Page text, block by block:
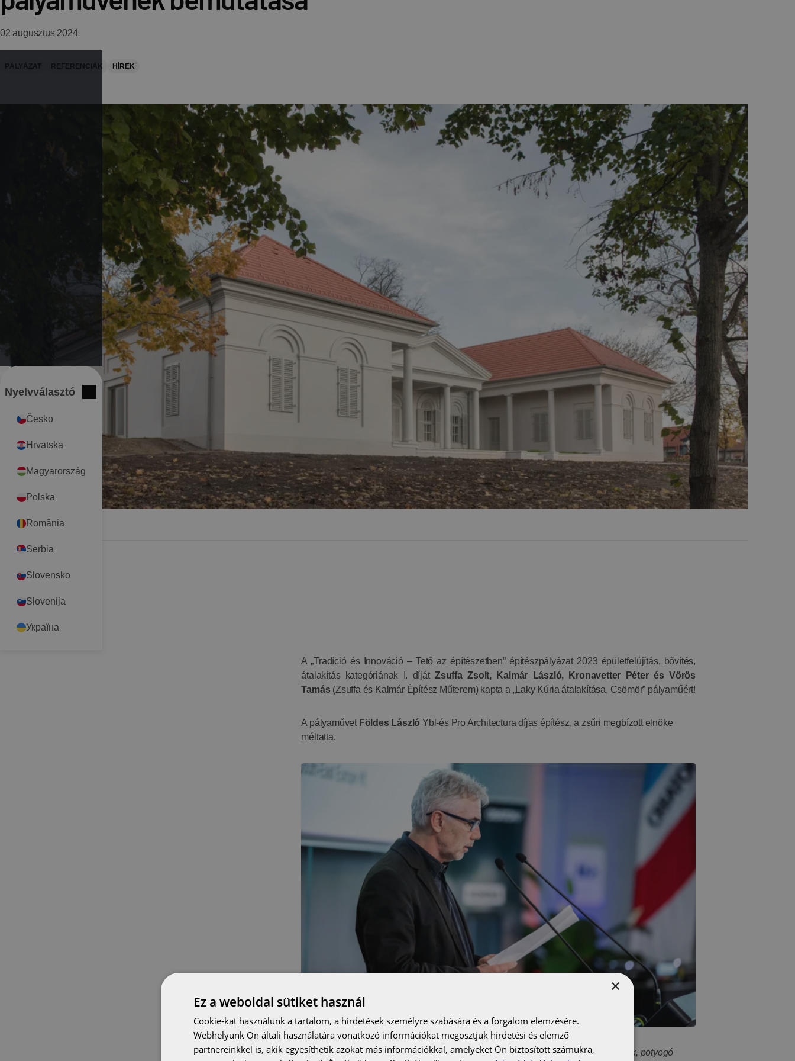
02 augusztus 2024
PÁLYÁZAT REFERENCIÁK HÍREK
A „Tradíció és Innováció – Tető az építészetben” építészpályázat 2023 épületfelújítás, bővítés,
átalakítás kategóriának I. díjátZsuffa Zsolt, Kalmár László, Kronavetter Péter és Vörös
Tamás (Zsuffa és Kalmár Építész Műterem) kapta a „Laky Kúria átalakítása, Csömör” pályaműért!
A pályaművet Földes László Ybl-és Pro Architectura díjas építész, a zsűri megbízott elnöke​
méltatta.
„A tervezők, borzalmas műszaki állapotban vették át a házat, amit súlyos felázások, potyogó
Nyelvválasztó
International
Česko
Hrvatska
Magyarország
Polska
România
Serbia
Slovensko
Slovenija
Україна
×
Ez a weboldal sütiket használ
Cookie-kat használunk a tartalom, a hirdetések személyre szabására és a forgalom elemzésére.
Webhelyünk Ön általi használatára vonatkozó információkat megosztjuk hirdetési és elemző
partnereinkkel is, akik egyesíthetik azokat más információkkal, amelyeket Ön biztosított számukra,